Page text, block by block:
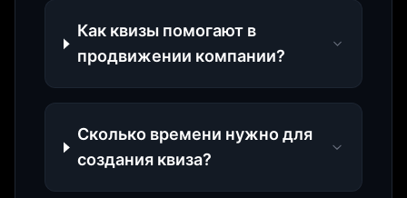
Как квизы помогают в
продвижении компании?
Сколько времени нужно для
создания квиза?